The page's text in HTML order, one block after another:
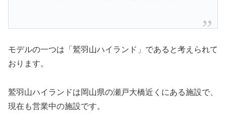
モデルの一つは「鷲羽山ハイランド」であると考えられて
おります。
鷲羽山ハイランドは岡山県の瀬戸大橋近くにある施設で、
現在も営業中の施設です。